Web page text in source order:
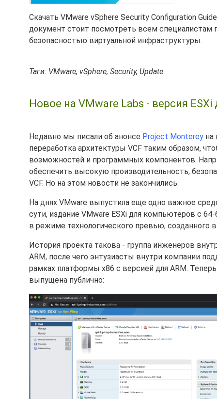
Скачать VMware vSphere Security Configuration
документ стоит посмотреть всем
безопасностью виртуальной инфраструктуры.
Таги: VMware, vSphere, Security, Update
Новое на VMware Labs - версия
Недавно мы писали об анонсе Project Monterey на
переработка архитектуры VCF таким образом,
возможностей и программных компонентов.
обеспечить высокую производительность,
VCF. Но на этом новости не закончились.
На днях VMware выпустила еще одно важное
сути, издание VMware ESXi для компьютеров с
в режиме технологического превью, созданного
История проекта такова - группа инженеров
ARM, после чего энтузиасты внутри компании
рамках платформы x86 с версией для ARM.
выпущена публично: